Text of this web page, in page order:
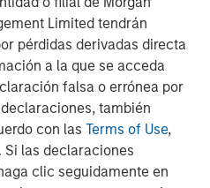
Limited tendrán
pérdidas derivadas directa
a la que se acceda
falsa o errónea por
también
con lasTerms of Use,
Si las declaraciones
clic seguidamente en